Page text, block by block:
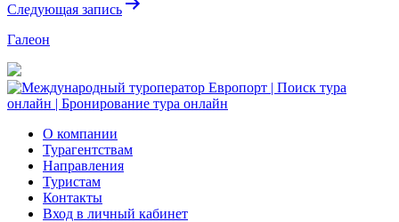
Следующая запись
Галеон
О компании
Турагентствам
Направления
Туристам
Контакты
Вход в личный кабинет